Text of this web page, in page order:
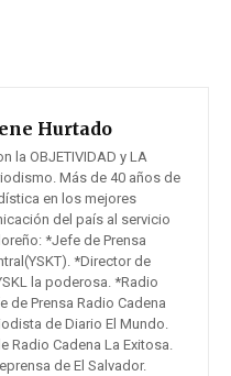
Hurtado
la OBJETIVIDAD y LA
Más de 40 años de
en los mejores
del país al servicio
*Jefe de Prensa
*Director de
la poderosa. *Radio
de Prensa Radio Cadena
de Diario El Mundo.
Radio Cadena La Exitosa.
de El Salvador.